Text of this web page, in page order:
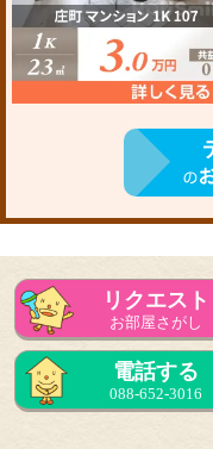
リクエスト
お部屋さがし
電話する
088-652-3016